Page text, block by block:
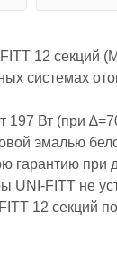
12 секций
системах
197 Вт (при
эмалью
гарантию
UNI-FITT не
12 секций